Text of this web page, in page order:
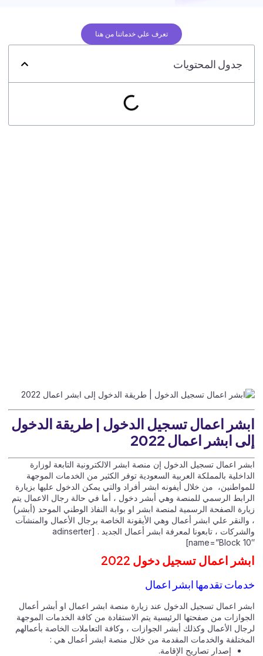
تعرف علي خدماتنا من هنا
جدول المحتويات
ابشر اعمال تسجيل الدخول | طريقة الدخول
إلى ابشر اعمال 2022
ابشر اعمال تسجيل الدخول إن منصة ابشر الالكترونية التابعة لوزارة
الداخلية بالمملكة العربية السعودية توفر الكثير من الخدمات الموجهة
للمواطنين، من خلال أيفونه ابشر أفراد والتي يمكن الدخول عليها بزيارة
الرابط الرسمي للمنصة وهي أبشر دخول ، أما في حالة رجال الاعمال يتم
زيارة الصفحة الرسمية لمنصة ابشر او بوابة النفاذ الوطني الموحد (أبشر)
، والنقر علي ابشر أعمال وهي الأيقونة الخاصة برجال الأعمال والمنشآت
والشركات ، تابعونا لمعرفة ابشر أعمال الجديد . [adinserter
name=”Block 10″]
ابشر اعمال تسجيل دخول 2022
خدمات تقدمها ابشر اعمال
ابشر اعمال تسجيل الدخول عند زيارة منصة ابشر اعمال او أبشر أعمال
الجوازات من صفحتها الرئيسية يتم الاستفادة من كافة الخدمات الموجهة
لرجال الأعمال وكذلك أبشر الجوازات ، وكافة التعاملات الخاصة بأعمالهم
المختلفة والخدمات المقدمة من خلال منصة ابشر أعمال هي :
إصدار تصاريح الإقامة.